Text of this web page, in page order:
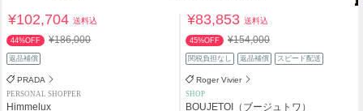
¥102,704送料込
44%OFF ¥186,000
返品補償
PRADA
PERSONAL SHOPPER
Himmelux
¥83,853送料込
45%OFF ¥154,000
関税負担なし 返品補償 スピード配送
Roger Vivier
SHOP
BOUJETOI（ブージュトワ）